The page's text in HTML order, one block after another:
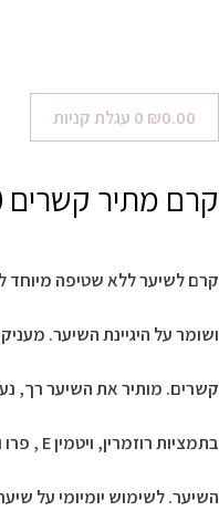
₪0.00
0 עגלת קניות
קרם מתיר קשרים 340 מ"ל
קרם לשיער ללא שטיפה מיוחד
ושומר על היגיינת השיער.
קשרים. מותיר את השיער רך,
השיער. לשימוש יומיומי על